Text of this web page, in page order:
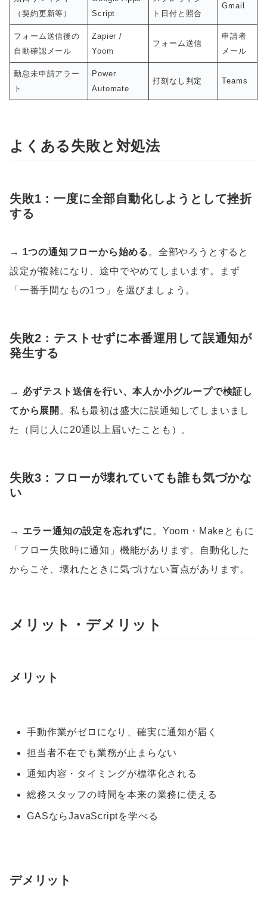
（契約更新等）
Script
ト日付と照合
Gmail
フォーム送信後の
自動確認メール
Zapier /
Yoom
フォーム送信
申請者
メール
勤怠未申請アラー
ト
Power
Automate
打刻なし判定 Teams
よくある失敗と対処法
失敗1：一度に全部自動化しようとして挫折
する
→ 1つの通知フローから始める 。全部やろうとすると
設定が複雑になり、途中でやめてしまいます。まず
「一番手間なもの1つ」を選びましょう。
失敗2：テストせずに本番運用して誤通知が
発生する
→ 必ずテスト送信を行い、本人か小グループで検証し
てから展開 。私も最初は盛大に誤通知してしまいまし
た（同じ人に20通以上届いたことも）。
失敗3：フローが壊れていても誰も気づかな
い
→ エラー通知の設定を忘れずに 。Yoom・Makeともに
「フロー失敗時に通知」機能があります。自動化した
からこそ、壊れたときに気づけない盲点があります。
メリット・デメリット
メリット
手動作業がゼロになり、確実に通知が届く
担当者不在でも業務が止まらない
通知内容・タイミングが標準化される
総務スタッフの時間を本来の業務に使える
GASならJavaScriptを学べる
デメリット